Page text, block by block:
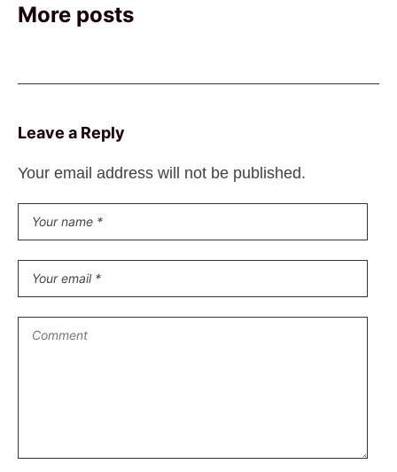
More posts
Leave a Reply
Your email address will not be published.